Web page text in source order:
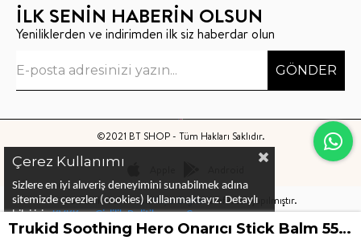
İLK SENİN HABERİN OLSUN
Yeniliklerden ve indirimden ilk siz haberdar olun
GÖNDER
©2021 BT SHOP - Tüm Hakları Saklıdır.
Bu sitenin kurulumuKeyo Digitaltarafından yapılmıştır.
Çerez Kullanımı
Sizlere en iyi alıveriş deneyimini sunabilmek adına
sitemizde çerezler (cookies) kullanmaktayız. Detaylı
bilgi için KVKK ve Gizlilik Politikası veÇerez
Politikaları nı inceleyebilirsiniz Trukid Soothing Hero Onarıcı Stick Balm 55oz